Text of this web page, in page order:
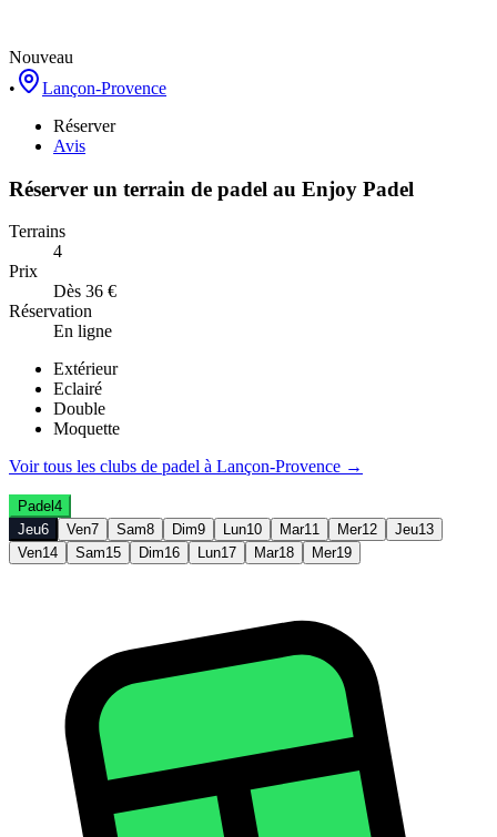
Nouveau
•
Lançon-Provence
Réserver
Avis
Réserver un terrain de padel au Enjoy Padel
Terrains
4
Prix
Dès 36 €
Réservation
En ligne
Extérieur
Eclairé
Double
Moquette
Voir tous les clubs de padel à Lançon-Provence →
Padel 4
Jeu6 Ven7 Sam8 Dim9 Lun10 Mar11 Mer12 Jeu13
Ven14 Sam15 Dim16 Lun17 Mar18 Mer19